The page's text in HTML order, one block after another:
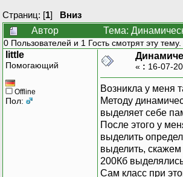
Страниц: [1] Вниз
Автор
Тема:
0 Пользователей и 1 Гость смотрят эту тему.
little
Помогающий
Offline
Пол:
« : 16-07-
Возникла у меня
Методу
выделяет себе
После этого у
выделить
выделить,
200Кб
Сам класс при